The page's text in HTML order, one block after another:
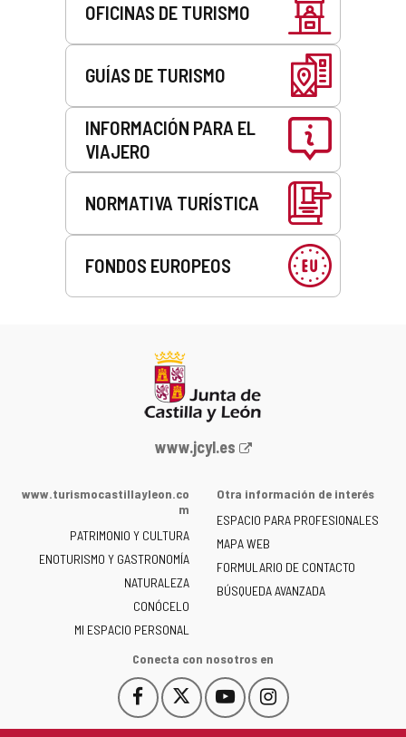
OFICINAS DE TURISMO
GUÍAS DE TURISMO
INFORMACIÓN PARA EL
VIAJERO
NORMATIVA TURÍSTICA
FONDOS EUROPEOS
Portal
la
de
Castilla
y
León
-
www.jcyl.es
www.turismocastillayleon.co
m
PATRIMONIO Y CULTURA
ENOTURISMO Y GASTRONOMÍA
NATURALEZA
CONÓCELO
MI ESPACIO PERSONAL
Otra información de interés
ESPACIO PARA PROFESIONALES
MAPA WEB
FORMULARIO DE CONTACTO
BÚSQUEDA AVANZADA
Conecta con nosotros en
Facebook
Este
enlace
Este
enlace
YouTube
Este
enlace
Instagram
Este
enlace